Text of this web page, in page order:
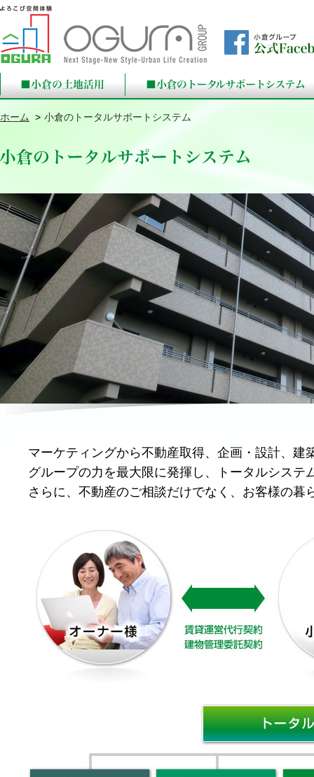
ホーム 小倉のトータルサポートシステム
マーケティングから不動産取得、企画・設計、
グループの力を最大限に発揮し、トータルシス
さらに、不動産のご相談だけでなく、お客様の